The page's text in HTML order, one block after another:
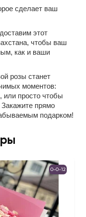
сделает ваш
этот
чтобы ваш
как и ваши
розы станет
моментов:
или просто чтобы
прямо
подарком!
0-0-12